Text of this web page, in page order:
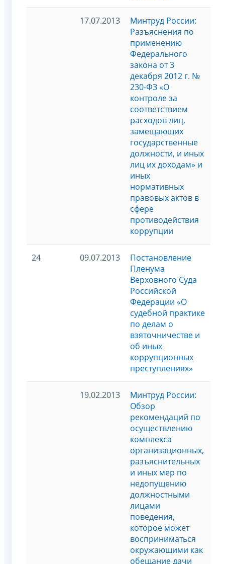
17.07.2013
Минтруд России:
Разъяснения по
применению
Федерального
закона от 3
декабря 2012 г. №
230-ФЗ «О
контроле за
соответствием
расходов лиц,
замещающих
государственные
должности, и иных
лиц их доходам» и
иных
нормативных
правовых актов в
сфере
противодействия
коррупции
24 09.07.2013
Постановление
Пленума
Верховного Суда
Российской
Федерации «О
судебной практике
по делам о
взяточничестве и
об иных
коррупционных
преступлениях»
19.02.2013
Минтруд России:
Обзор
рекомендаций по
осуществлению
комплекса
организационных,
разъяснительных
и иных мер по
недопущению
должностными
лицами
поведения,
которое может
восприниматься
окружающими как
обещание дачи